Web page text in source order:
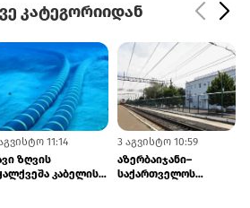
კატეგორიიდან
11:14
ზღვის
კაბელის
3 აგვისტო 10:59
აზერბაიჯანი–
საქართველოს